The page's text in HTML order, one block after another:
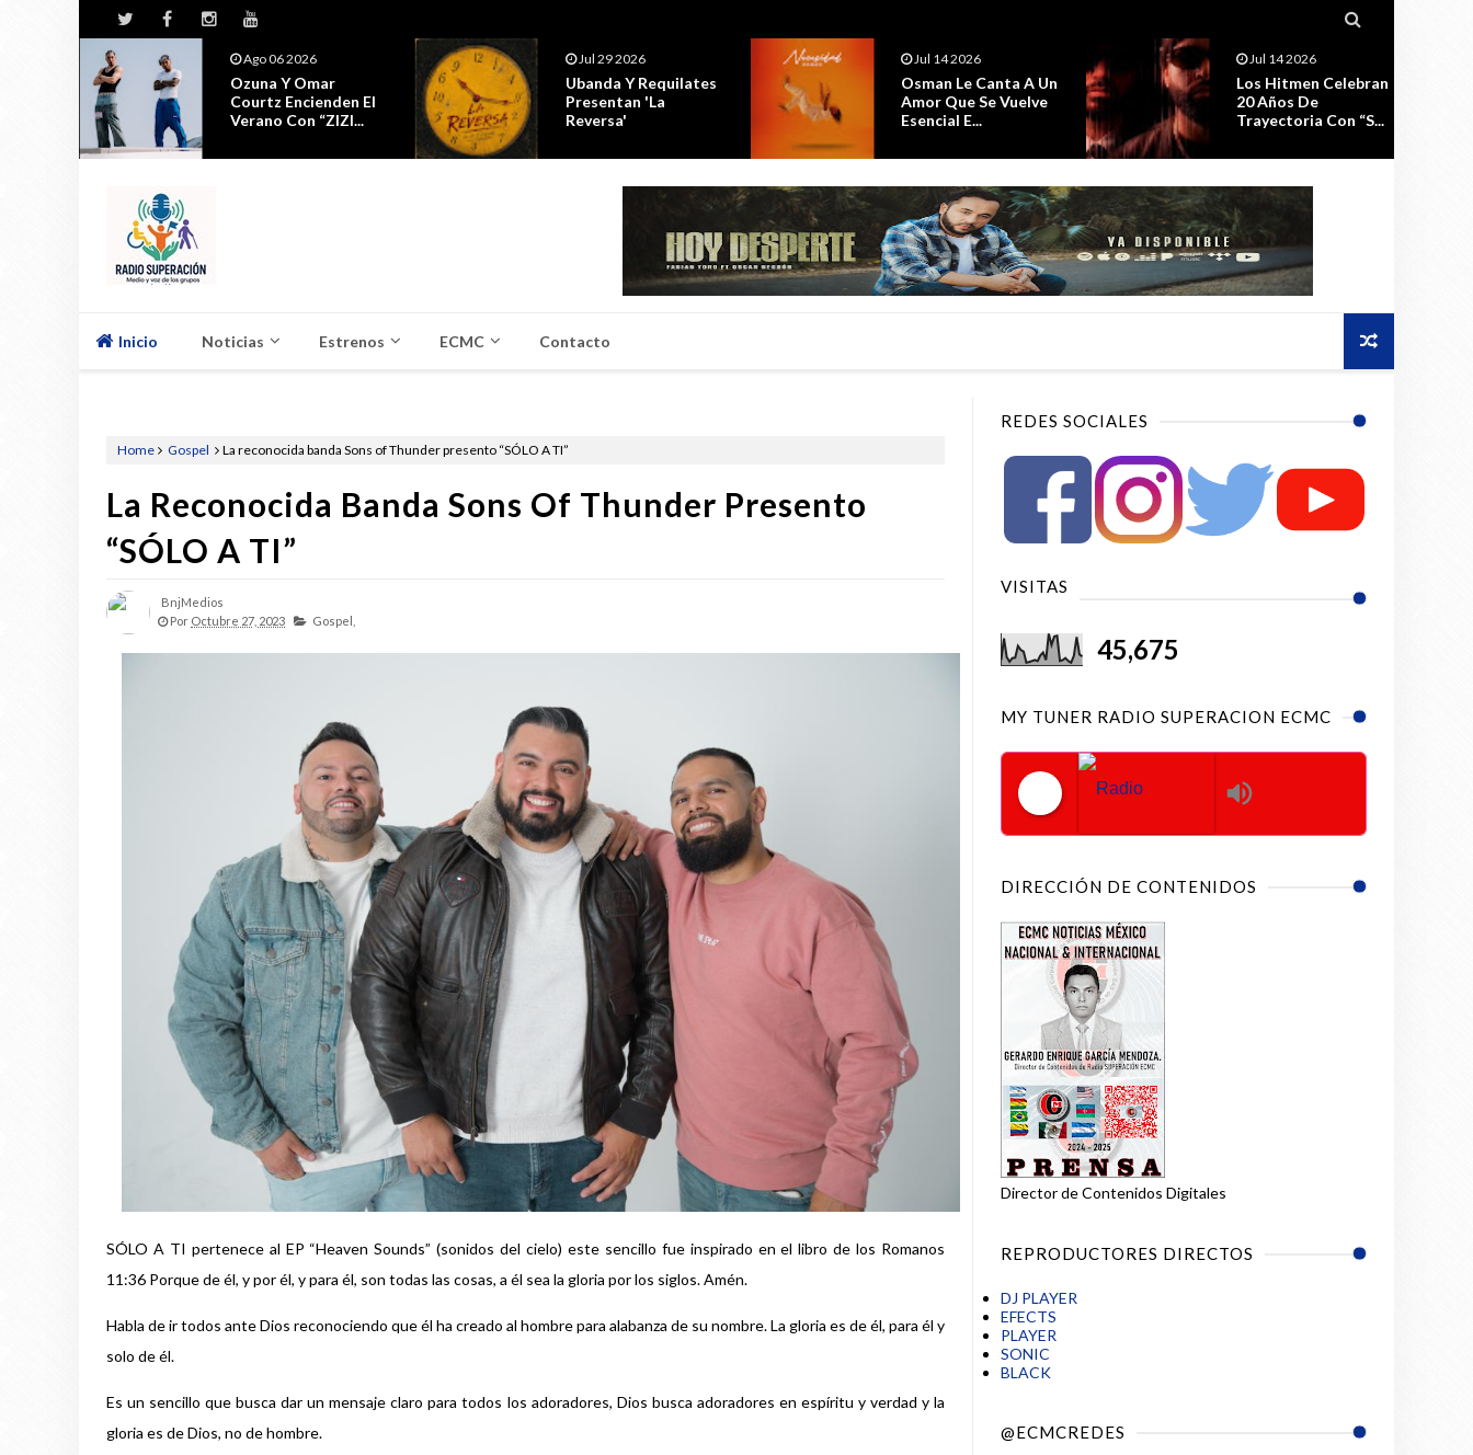

Jul 29 2026
Ubanda Y Requilates
Presentan 'La
Reversa'
Jul 14 2026
Osman Le Canta A Un
Amor Que Se Vuelve
Esencial E...
Jul 14 2026
Los Hitmen Celebran
20 Años De
Trayectoria Con “S...
Jul 11 2026
La Celebración Por El
Estreno De ESPIRAL,
Seguirá ...
Inicio Noticias Estrenos ECMC Contacto
Home Gospel La reconocida banda Sons of Thunder presento “SÓLO A TI”
La Reconocida Banda Sons Of Thunder Presento
“SÓLO A TI”
BnjMedios
Por Octubre 27, 2023 Gospel,
SÓLO A TI pertenece al EP “Heaven Sounds” (sonidos del cielo) este sencillo fue inspirado en el libro de los Romanos
11:36 Porque de él, y por él, y para él, son todas las cosas, a él sea la gloria por los siglos. Amén.
Habla de ir todos ante Dios reconociendo que él ha creado al hombre para alabanza de su nombre. La gloria es de él, para él y
solo de él.
Es un sencillo que busca dar un mensaje claro para todos los adoradores, Dios busca adoradores en espíritu y verdad y la
gloria es de Dios, no de hombre.
REDES SOCIALES
VISITAS
45,675
MY TUNER RADIO SUPERACION ECMC
DIRECCIÓN DE CONTENIDOS
Director de Contenidos Digitales
REPRODUCTORES DIRECTOS
DJ PLAYER
EFECTS
PLAYER
SONIC
BLACK
@ECMCREDES